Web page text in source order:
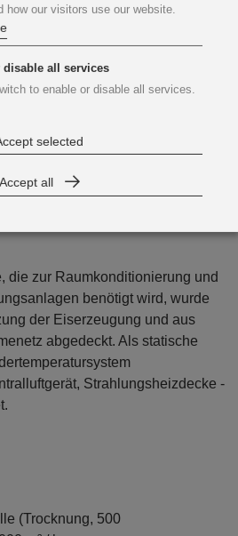
die zur Raumkonditionierung und
benötigt wird, wurde
der Eiserzeugung und aus
abgedeckt. Als statische
Strahlungsheizdecke -
(Trocknung, 500
how our visitors use our website.
disable all services
to enable or disable all services.
selected
Accept all